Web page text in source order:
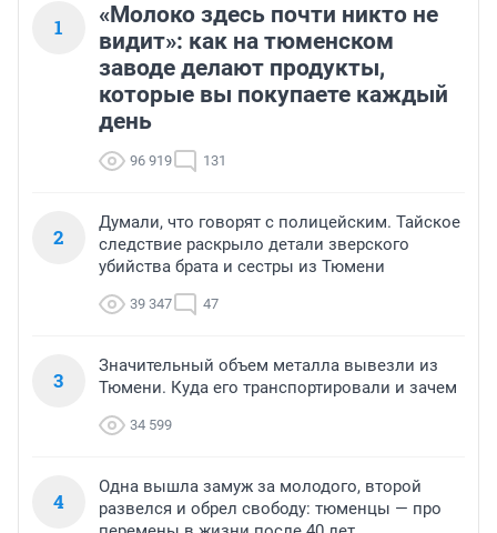
1
«Молоко здесь почти никто не
видит»: как на тюменском
заводе делают продукты,
которые вы покупаете каждый
день
96 919 131
2
Думали, что говорят с полицейским. Тайское
следствие раскрыло детали зверского
убийства брата и сестры из Тюмени
39 347 47
3
Значительный объем металла вывезли из
Тюмени. Куда его транспортировали и зачем
34 599
4
Одна вышла замуж за молодого, второй
развелся и обрел свободу: тюменцы — про